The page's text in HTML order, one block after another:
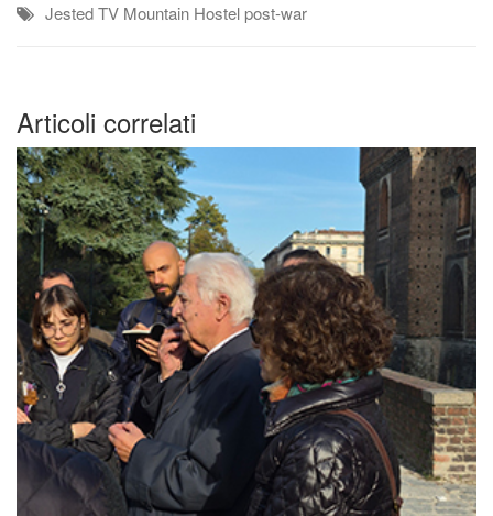
Jested TV Mountain Hostelpost-war
Articoli correlati